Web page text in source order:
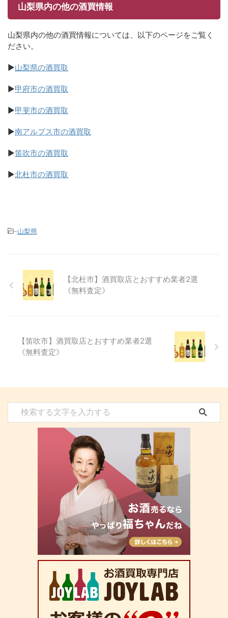
山梨県内の他の酒買情報
山梨県内の他の酒買情報については、以下のページをご覧く
ださい。
▶山梨県の酒買取
▶甲府市の酒買取
▶甲斐市の酒買取
▶南アルプス市の酒買取
▶笛吹市の酒買取
▶北杜市の酒買取
-山梨県
【北杜市】酒買取店とおすすめ業者2選
《無料査定》
【笛吹市】酒買取店とおすすめ業者2選
《無料査定》